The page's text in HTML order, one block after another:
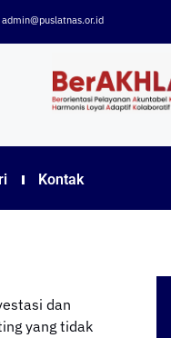
admin@puslatnas.or.id
Kontak
dan
yang tidak